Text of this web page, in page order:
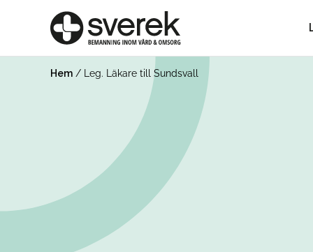
Hem / Leg. Läkare till Sundsvall